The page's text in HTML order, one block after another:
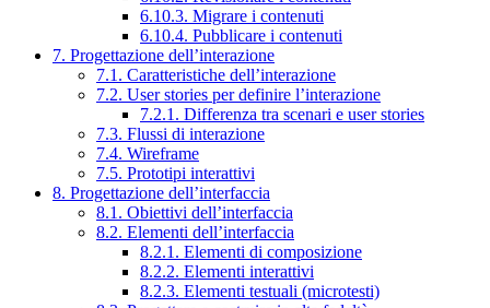
6.10.3. Migrare i contenuti
6.10.4. Pubblicare i contenuti
7. Progettazione dell’interazione
7.1. Caratteristiche dell’interazione
7.2. User stories per definire l’interazione
7.2.1. Differenza tra scenari e user stories
7.3. Flussi di interazione
7.4. Wireframe
7.5. Prototipi interattivi
8. Progettazione dell’interfaccia
8.1. Obiettivi dell’interfaccia
8.2. Elementi dell’interfaccia
8.2.1. Elementi di composizione
8.2.2. Elementi interattivi
8.2.3. Elementi testuali (microtesti)